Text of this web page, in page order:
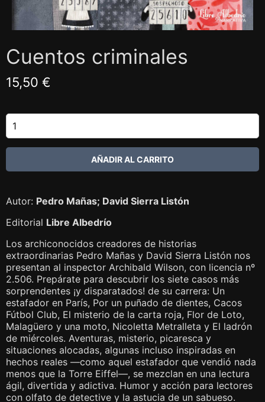
Cuentos criminales
15,50 €
Autor: Pedro Mañas; David Sierra Listón
Editorial Libre Albedrío
Los archiconocidos creadores de historias
extraordinarias Pedro Mañas y David Sierra Listón nos
presentan al inspector Archibald Wilson, con licencia nº
2.506. Prepárate para descubrir los siete casos más
sorprendentes ¡y disparatados! de su carrera: Un
estafador en París, Por un puñado de dientes, Cacos
Fútbol Club, El misterio de la carta roja, Flor de Loto,
Malagüero y una moto, Nicoletta Metralleta y El ladrón
de miércoles. Aventuras, misterio, picaresca y
situaciones alocadas, algunas incluso inspiradas en
hechos reales —como aquel estafador que vendió nada
menos que la Torre Eiffel—, se mezclan en una lectura
ágil, divertida y adictiva. Humor y acción para lectores
con olfato de detective y la astucia de un sabueso.